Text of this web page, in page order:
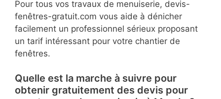
Pour tous vos travaux de menuiserie, devis-
fenêtres-gratuit.com vous aide à dénicher
facilement un professionnel sérieux proposant
un tarif intéressant pour votre chantier de
fenêtres.
Quelle est la marche à suivre pour
obtenir gratuitement des devis pour